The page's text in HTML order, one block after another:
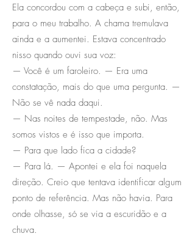
Ela concordou com a cabeça e subi, então,
para o meu trabalho. A chama tremulava
ainda e a aumentei. Estava concentrado
nisso quando ouvi sua voz:
— Você é um faroleiro. — Era uma
constatação, mais do que uma pergunta. —
Não se vê nada daqui.
— Nas noites de tempestade, não. Mas
somos vistos e é isso que importa.
— Para que lado fica a cidade?
— Para lá. — Apontei e ela foi naquela
direção. Creio que tentava identificar algum
ponto de referência. Mas não havia. Para
onde olhasse, só se via a escuridão e a
chuva.